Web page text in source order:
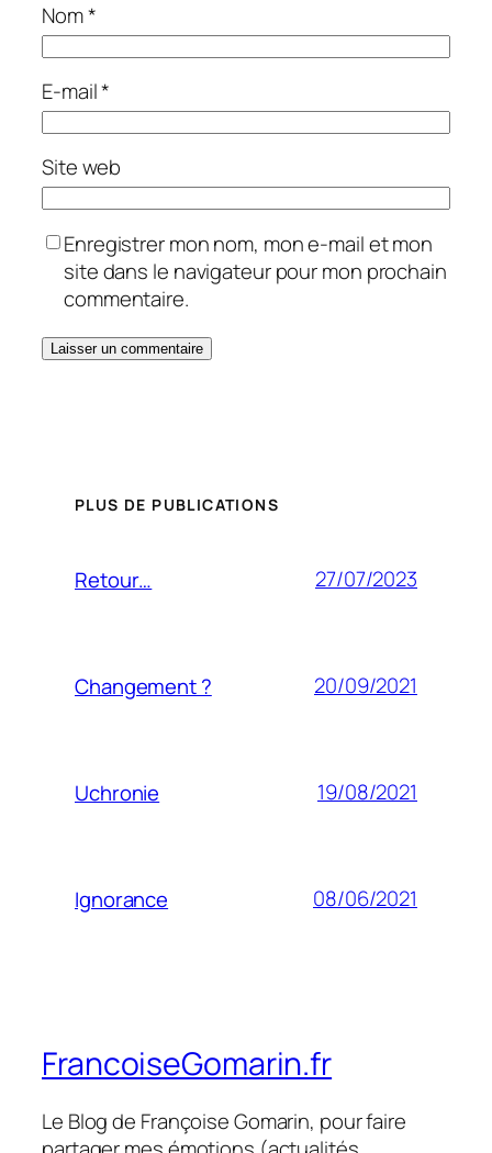
Nom*
E-mail*
Site web
Enregistrer mon nom, mon e-mail et mon
site dans le navigateur pour mon prochain
commentaire.
PLUS DE PUBLICATIONS
Retour… 27/07/2023
Changement ? 20/09/2021
Uchronie 19/08/2021
Ignorance 08/06/2021
FrancoiseGomarin.fr
Le Blog de Françoise Gomarin, pour faire